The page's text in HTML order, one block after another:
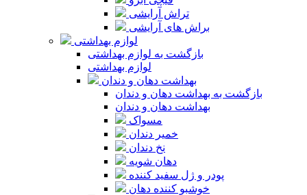
تراش آرایشی
براش های آرایشی
لوازم بهداشتی
بازگشت به لوازم بهداشتی
لوازم بهداشتی
بهداشت دهان و دندان
بازگشت به بهداشت دهان و دندان
بهداشت دهان و دندان
مسواک
خمیر دندان
نخ دندان
دهان شویه
پودر و ژل سفید کننده
خوشبو کننده دهان